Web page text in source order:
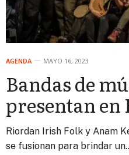
AGENDA MAYO 16, 2023
Bandas de
presentan en
Riordan Irish Folk y Anam
se fusionan para brindar